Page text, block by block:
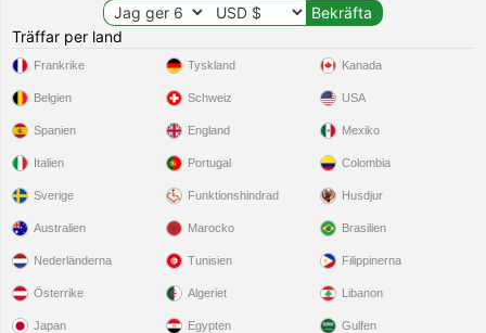
Träffar per land
Frankrike
Belgien
Spanien
Italien
Sverige
Tyskland
Schweiz
England
Portugal
Funktionshindrad
Kanada
USA
Mexiko
Colombia
Husdjur
Australien
Nederländerna
Österrike
Japan
Marocko
Tunisien
Algeriet
Egypten
Brasilien
Filippinerna
Libanon
Gulfen